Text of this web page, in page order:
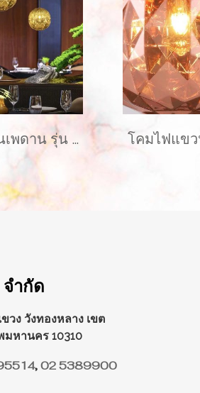
โคมไฟแขวนเพดาน รุ่น POPPIE EVE-00731 ขนาด 30x35 ซม. สำหรับใส่หลอด E27 จำนวน 1 ดวง
ำกัด
วง วังทองหลาง เขต
มหานคร 10310
,02 5389900